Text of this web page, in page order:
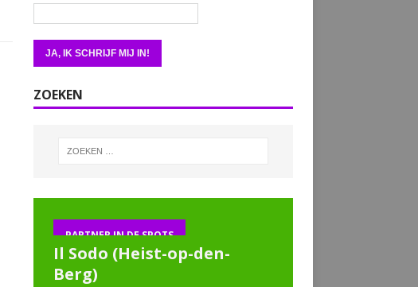
ZOEKEN
PARTNER IN DE SPOTS
Il Sodo (Heist-op-den-
Berg)